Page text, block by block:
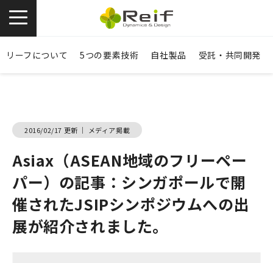
リーフについて 5つの要素技術 自社製品 受託・共同開発
2016/02/17 更新 ｜ メディア掲載
Asiax（ASEAN地域のフリーペー
パー）の記事：シンガポールで開
催されたJSIPシンポジウムへの出
展が紹介されました。